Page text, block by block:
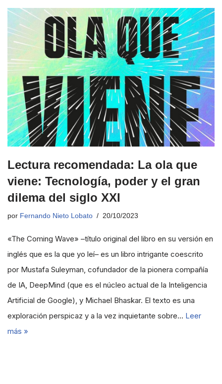
Lectura recomendada: La ola que
viene: Tecnología, poder y el gran
dilema del siglo XXI
por Fernando Nieto Lobato 20/10/2023
«The Coming Wave» –título original del libro en su versión en
inglés que es la que yo leí– es un libro intrigante coescrito
por Mustafa Suleyman, cofundador de la pionera compañía
de IA, DeepMind (que es el núcleo actual de la Inteligencia
Artificial de Google), y Michael Bhaskar. El texto es una
exploración perspicaz y a la vez inquietante sobre… Leer
más »